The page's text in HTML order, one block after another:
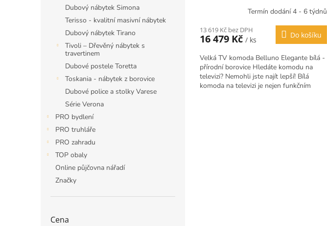
Dubový nábytek Simona
Terisso - kvalitní masivní nábytek
Dubový nábytek Tirano
Tivoli – Dřevěný nábytek s
travertinem
Dubové postele Toretta
Toskania - nábytek z borovice
Dubové police a stolky Varese
Série Verona
PRO bydlení
PRO truhláře
PRO zahradu
TOP obaly
Online půjčovna nářadí
Značky
Cena
Termín dodání 4 - 6 týdnů
13 619 Kč bez DPH
16 479 Kč / ks
Do košíku
Velká TV komoda Belluno Elegante bílá -
přírodní borovice Hledáte komodu na
televizi? Nemohli jste najít lepší! Bílá
komoda na televizi je nejen funkčním